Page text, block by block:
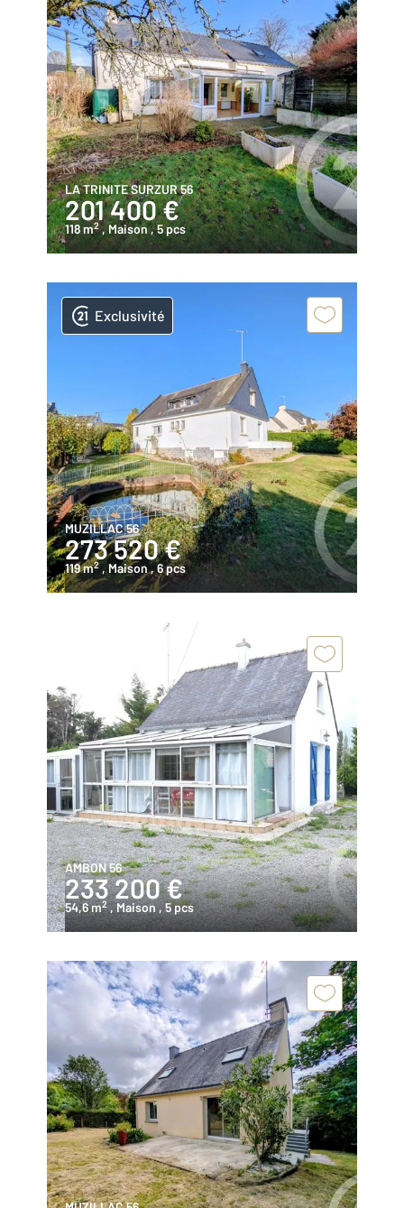
LA TRINITE SURZUR 56
201 400 €
118 m2 , Maison, 5 pcs
Exclusivité
MUZILLAC 56
273 520 €
119 m2 , Maison , 6 pcs
AMBON 56
233 200 €
54,6 m2 , Maison, 5 pcs